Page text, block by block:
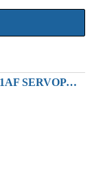
REPARATUR YASKAWA CACR-SR15SB1AF SERVOPACK ACHSVERSTÄRKER 1.5KW 230VAC